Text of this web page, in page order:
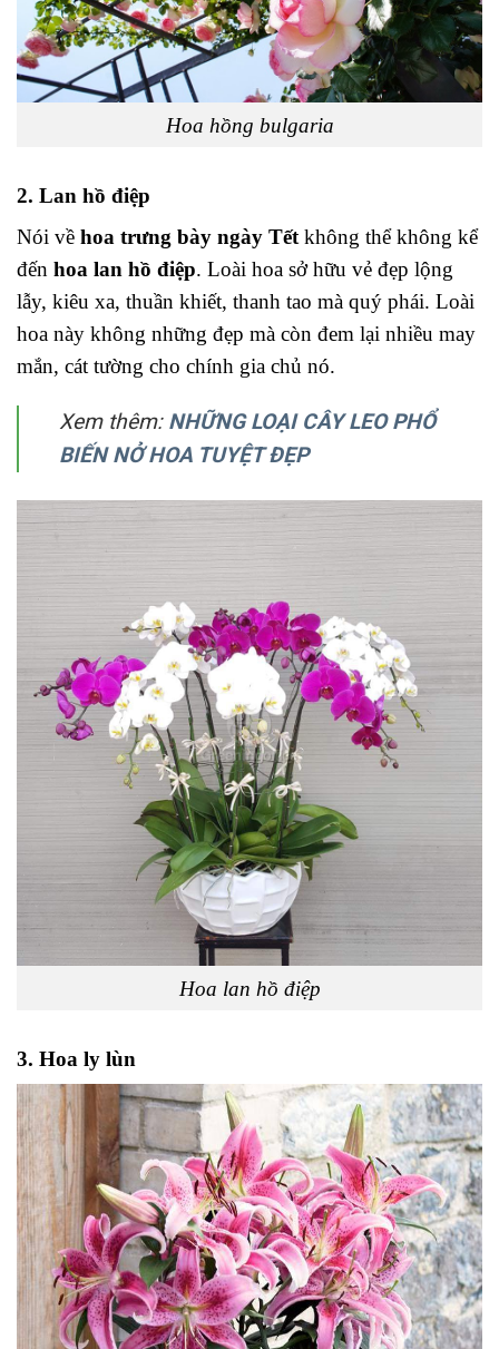
Hoa hồng bulgaria
2. Lan hồ điệp
Nói về hoa trưng bày ngày Tết không thể không kể
đến hoa lan hồ điệp. Loài hoa sở hữu vẻ đẹp lộng
lẫy, kiêu xa, thuần khiết, thanh tao mà quý phái. Loài
hoa này không những đẹp mà còn đem lại nhiều may
mắn, cát tường cho chính gia chủ nó.
Xem thêm: NHỮNG LOẠI CÂY LEO PHỔ
BIẾN NỞ HOA TUYỆT ĐẸP
Hoa lan hồ điệp
3. Hoa ly lùn